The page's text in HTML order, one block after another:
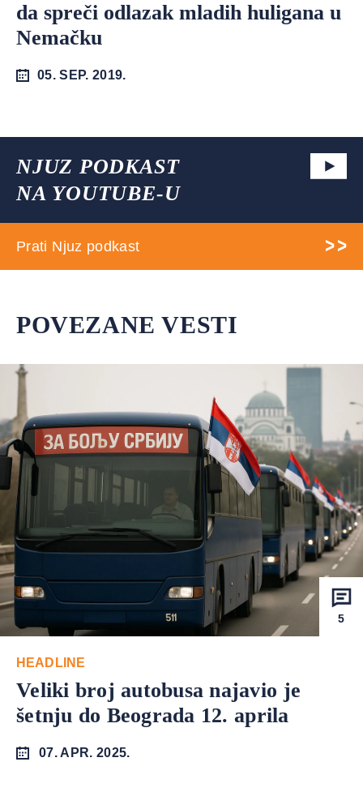
da spreči odlazak mladih huligana u
Nemačku
05. SEP. 2019.
NJUZ PODKAST
NA YOUTUBE-U
Prati Njuz podkast
POVEZANE VESTI
5
HEADLINE
Veliki broj autobusa najavio je
šetnju do Beograda 12. aprila
07. APR. 2025.